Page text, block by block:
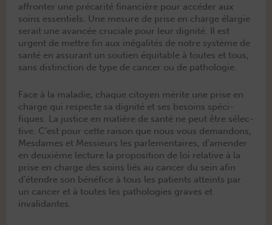
affron­ter une pré­car­ité finan­cière pour accéder aux
soins essen­tiels. Une mesure de prise en charge élargie
serait une avancée cru­ciale pour leur dig­nité. Il est
urgent de met­tre fin aux iné­gal­ités de notre sys­tème de
san­té en assur­ant un sou­tien équitable à toutes et tous,
sans dis­tinc­tion de type de can­cer ou de pathologie.
Face à la mal­adie, chaque citoyen mérite une prise en
charge qui respecte sa dig­nité et ses besoins spé­ci­
fiques. La jus­tice en matière de san­té ne peut être sélec­
tive. C’est pour cette rai­son que nous vous deman­dons,
Mes­dames et Messieurs les par­lemen­taires, d’amender
en deux­ième lec­ture la propo­si­tion de loi rel­a­tive à la
prise en charge des soins liés au can­cer du sein afin
d’é­ten­dre son béné­fice à tous les patients atteints par
un can­cer et à toutes les patholo­gies graves et
invalidantes.